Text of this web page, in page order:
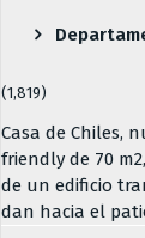
(1,819)
Casa de Chiles,
friendly de 70
de un edificio
dan hacia el